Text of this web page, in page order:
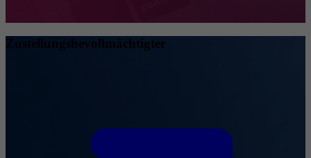
Zustellungsbevollmächtigter